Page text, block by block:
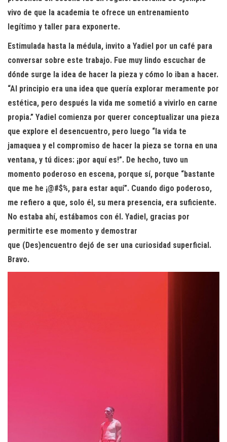
vivo de que la academia te ofrece un entrenamiento
legítimo y taller para exponerte.
Estimulada hasta la médula, invito a Yadiel por un café para
conversar sobre este trabajo. Fue muy lindo escuchar de
dónde surge la idea de hacer la pieza y cómo lo iban a hacer.
“Al principio era una idea que quería explorar meramente por
estética, pero después la vida me sometió a vivirlo en carne
propia.” Yadiel comienza por querer conceptualizar una pieza
que explore el desencuentro, pero luego “la vida te
jamaquea y el compromiso de hacer la pieza se torna en una
ventana, y tú dices: ¡por aquí es!”. De hecho, tuvo un
momento poderoso en escena, porque sí, porque “bastante
que me he ¡@#$%, para estar aquí”. Cuando digo poderoso,
me refiero a que, solo él, su mera presencia, era suficiente.
No estaba ahí, estábamos con él. Yadiel, gracias por
permitirte ese momento y demostrar
que (Des)encuentro dejó de ser una curiosidad superficial.
Bravo.